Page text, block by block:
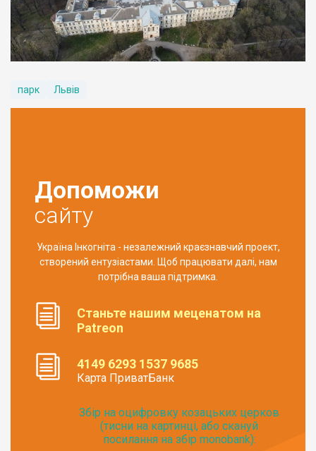
парк Львів
Допоможи
сайту
Україна Інкогніта - незалежний краєзнавчий проект,
створений ентузіастами. Щоб працювати далі, нам
потрібна ваша підтримка.
Станьте нашим меценатом на
Patreon
4149 6293 1537 9685
Карта ПриватБанк
Збір на оцифровку козацьких церков
(тисни на картинці, або скануй
посилання на збір monobank):